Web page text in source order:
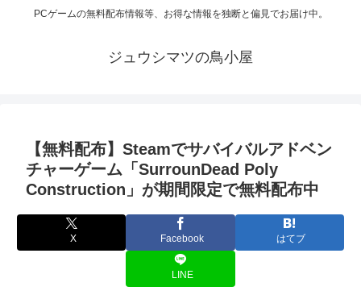
PCゲームの無料配布情報等、お得な情報を独断と偏見でお届け中。
ジュウシマツの鳥小屋
【無料配布】Steamでサバイバルアドベン
チャーゲーム「SurrounDead Poly
Construction」が期間限定で無料配布中
X Facebook はてブ
LINE